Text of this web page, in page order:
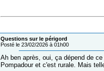
Questions sur le périgord
Posté le 23/02/2026 à 01h00
Ah ben après, oui, ça dépend de
Pompadour et c'est rurale. Mais